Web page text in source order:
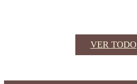
VER TODO